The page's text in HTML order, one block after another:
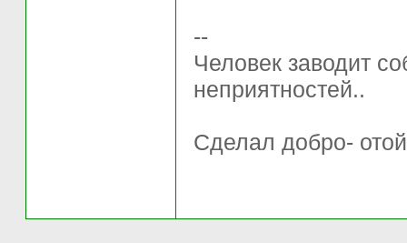
--
Человек заводит
неприятностей..
Сделал добро-